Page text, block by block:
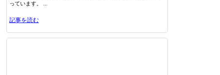
っています。 ...
記事を読む